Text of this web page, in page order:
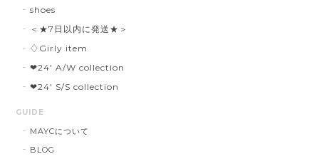
shoes
＜★7日以内に発送★＞
♢Girly item
❤︎24' A/W collection
❤︎24' S/S collection
GUIDE
MAYCについて
BLOG